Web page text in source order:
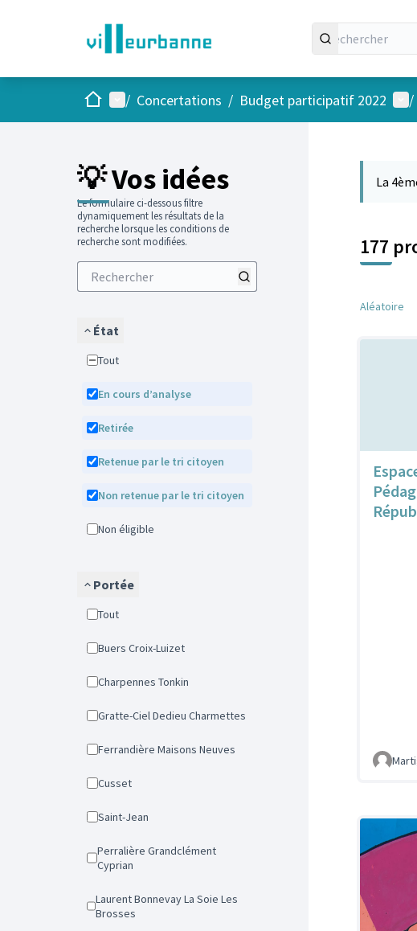
AccueilMenu principal
/ Concertations / Budget participatif 2022 /
💡 Vos idées
Le formulaire ci-dessous filtre
dynamiquement les résultats de la
recherche lorsque les conditions de
recherche sont modifiées.
État
Tout
En cours d’analyse
Retirée
Retenue par le tri citoyen
Non retenue par le tri citoyen
Non éligible
Portée
Tout
Buers Croix-Luizet
Charpennes Tonkin
Gratte-Ciel Dedieu Charmettes
Ferrandière Maisons Neuves
Cusset
Saint-Jean
Perralière Grandclément
Cyprian
Laurent Bonnevay La Soie Les
Brosses
La
177
Aléatoire